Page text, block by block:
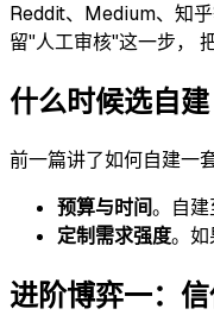
Reddit、Medium、知
留"人工审核"这一步，
什么时候选自建
前一篇讲了如何自建一
预算与时间。自
定制需求强度。如
进阶博弈一：信